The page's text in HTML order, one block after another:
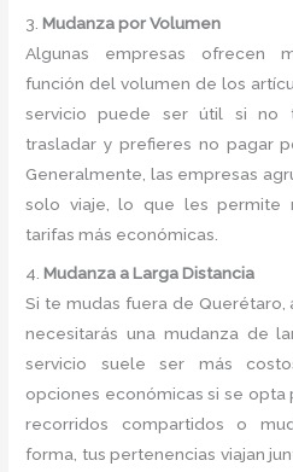
3.Mudanza por Volumen
Algunas empresas ofrecen
función del volumen de los
servicio puede ser útil si no
trasladar y prefieres no pagar
Generalmente, las empresas
solo viaje, lo que les permite
tarifas más económicas.
4.Mudanza a Larga Distancia
Si te mudas fuera de Querétaro,
necesitarás una mudanza de
servicio suele ser más
opciones económicas si se
recorridos compartidos o
forma, tus pertenencias viajan